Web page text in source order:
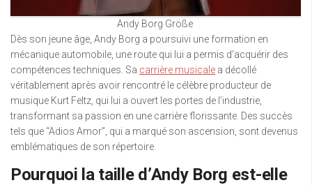
Andy Borg Größe
Dès son jeune âge, Andy Borg a poursuivi une formation en
mécanique automobile, une route qui lui a permis d’acquérir des
compétences techniques. Sa carrière musicale a décollé
véritablement après avoir rencontré le célèbre producteur de
musique Kurt Feltz, qui lui a ouvert les portes de l’industrie,
transformant sa passion en une carrière florissante. Des succès
tels que “Adios Amor”, qui a marqué son ascension, sont devenus
emblématiques de son répertoire.
Pourquoi la taille d’Andy Borg est-elle